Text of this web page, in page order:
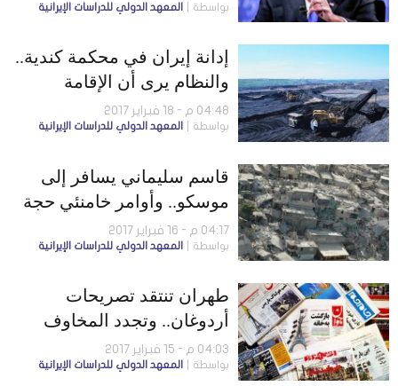
بواسطة المعهد الدولي للدراسات الإيرانية
إدانة إيران في محكمة كندية..
والنظام يرى أن الإقامة
الجبرية أقل عقوبة لـ
«الإصلاحيين»
04:48 م - 18 فبراير 2017
بواسطة المعهد الدولي للدراسات الإيرانية
قاسم سليماني يسافر إلى
موسكو.. وأوامر خامنئي حجة
على الجميع
04:17 م - 16 فبراير 2017
بواسطة المعهد الدولي للدراسات الإيرانية
طهران تنتقد تصريحات
أردوغان.. وتجدد المخاوف
الدولية من تهديدات القضاء
لأكاديمي
04:03 م - 15 فبراير 2017
بواسطة المعهد الدولي للدراسات الإيرانية